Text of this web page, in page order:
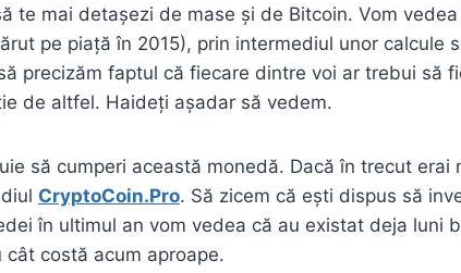
te mai detașezi de mase și de Bitcoin. Vom
pe piață în 2015), prin intermediul unor calcule
precizăm faptul că fiecare dintre voi ar trebui să
de altfel. Haideți așadar să vedem.
să cumperi această monedă. Dacă în trecut
CryptoCoin.Pro. Să zicem că ești dispus să
în ultimul an vom vedea că au existat deja luni
costă acum aproape.